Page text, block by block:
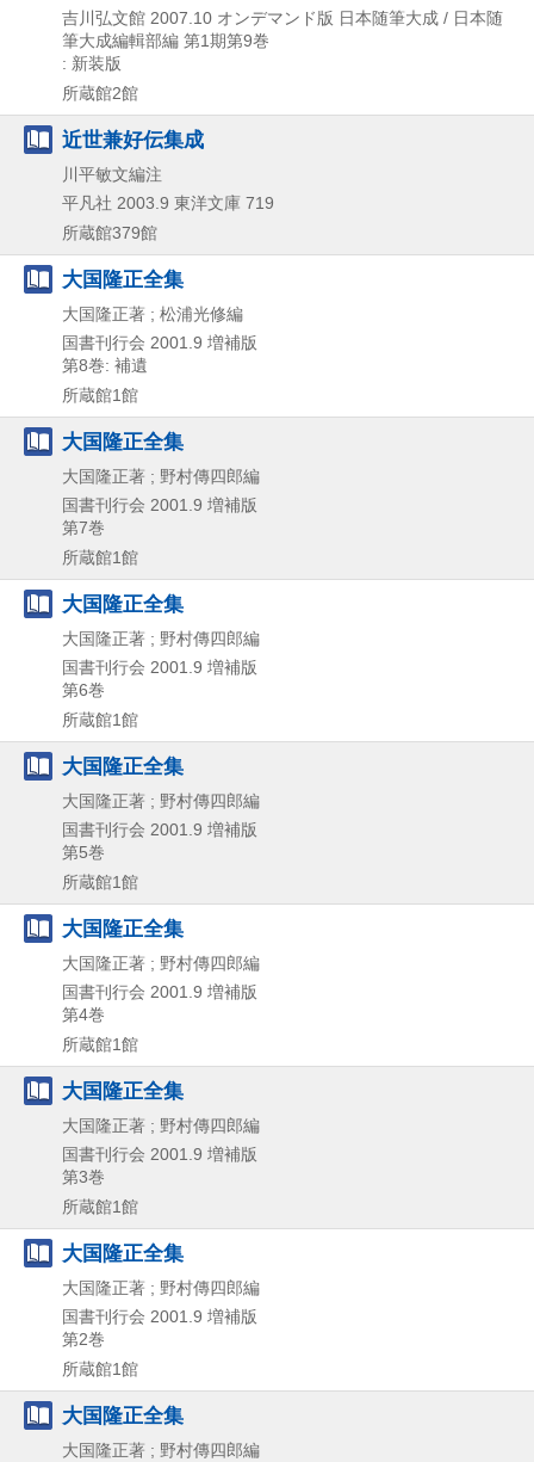
吉川弘文館 2007.10 オンデマンド版 日本随筆大成 / 日本随
筆大成編輯部編 第1期第9巻
: 新装版
所蔵館2館
近世兼好伝集成
川平敏文編注
平凡社 2003.9 東洋文庫 719
所蔵館379館
大国隆正全集
大国隆正著 ; 松浦光修編
国書刊行会 2001.9 増補版
第8巻: 補遺
所蔵館1館
大国隆正全集
大国隆正著 ; 野村傳四郎編
国書刊行会 2001.9 増補版
第7巻
所蔵館1館
大国隆正全集
大国隆正著 ; 野村傳四郎編
国書刊行会 2001.9 増補版
第6巻
所蔵館1館
大国隆正全集
大国隆正著 ; 野村傳四郎編
国書刊行会 2001.9 増補版
第5巻
所蔵館1館
大国隆正全集
大国隆正著 ; 野村傳四郎編
国書刊行会 2001.9 増補版
第4巻
所蔵館1館
大国隆正全集
大国隆正著 ; 野村傳四郎編
国書刊行会 2001.9 増補版
第3巻
所蔵館1館
大国隆正全集
大国隆正著 ; 野村傳四郎編
国書刊行会 2001.9 増補版
第2巻
所蔵館1館
大国隆正全集
大国隆正著 ; 野村傳四郎編